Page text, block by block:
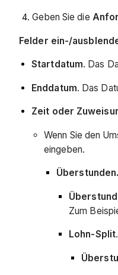
Geben Sie die
Felder ein-/
Startdatum. Das
Enddatum. Das
Zeit oder
Wenn Sie den
eingeben.
Überstunden.
Zum
Lohn-Split